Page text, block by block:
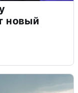
новый